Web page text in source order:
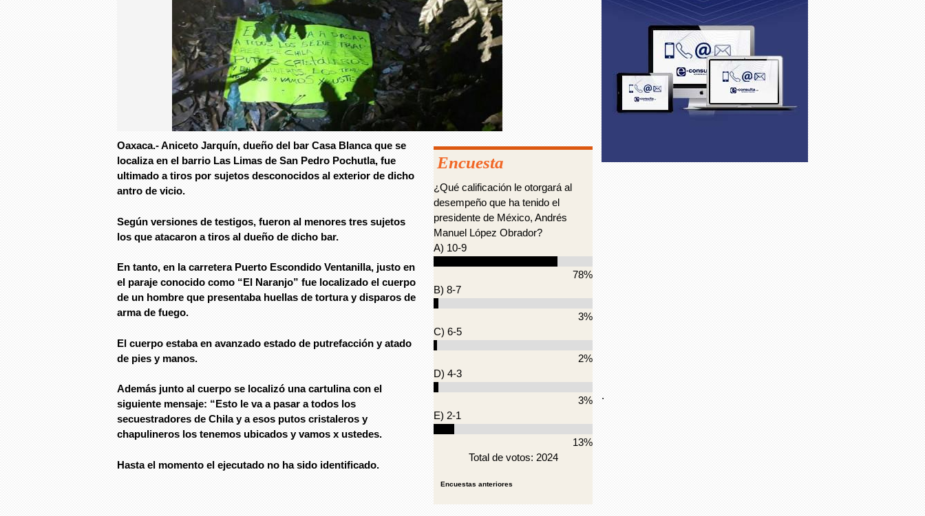
Oaxaca.- Aniceto Jarquín, dueño del bar Casa Blanca que se
localiza en el barrio Las Limas de San Pedro Pochutla, fue
ultimado a tiros por sujetos desconocidos al exterior de dicho
antro de vicio.
Según versiones de testigos, fueron al menores tres sujetos
los que atacaron a tiros al dueño de dicho bar.
En tanto, en la carretera Puerto Escondido Ventanilla, justo en
el paraje conocido como “El Naranjo” fue localizado el cuerpo
de un hombre que presentaba huellas de tortura y disparos de
arma de fuego.
El cuerpo estaba en avanzado estado de putrefacción y atado
de pies y manos.
Además junto al cuerpo se localizó una cartulina con el
siguiente mensaje: “Esto le va a pasar a todos los
secuestradores de Chila y a esos putos cristaleros y
chapulineros los tenemos ubicados y vamos x ustedes.
Hasta el momento el ejecutado no ha sido identificado.
Encuesta
¿Qué calificación le otorgará al
desempeño que ha tenido el
presidente de México, Andrés
Manuel López Obrador?
A) 10-9
78%
B) 8-7
3%
C) 6-5
2%
D) 4-3
3%
E) 2-1
13%
Total de votos: 2024
Encuestas anteriores
.